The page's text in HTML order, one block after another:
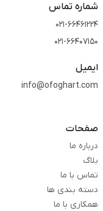
شماره تماس
021-66461224
021-66407150
ایمیل
info@ofoghart.com
صفحات
درباره ما
بلاگ
تماس با ما
دسته بندی ها
همکاری با ما